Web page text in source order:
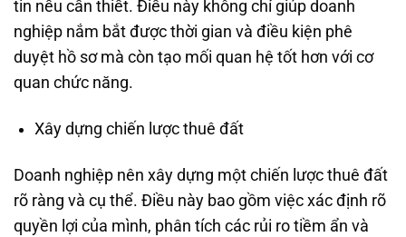
tin nếu cần thiết. Điều này không chỉ giúp doanh
nghiệp nắm bắt được thời gian và điều kiện phê
duyệt hồ sơ mà còn tạo mối quan hệ tốt hơn với cơ
quan chức năng.
Xây dựng chiến lược thuê đất
Doanh nghiệp nên xây dựng một chiến lược thuê đất
rõ ràng và cụ thể. Điều này bao gồm việc xác định rõ
quyền lợi của mình, phân tích các rủi ro tiềm ẩn và